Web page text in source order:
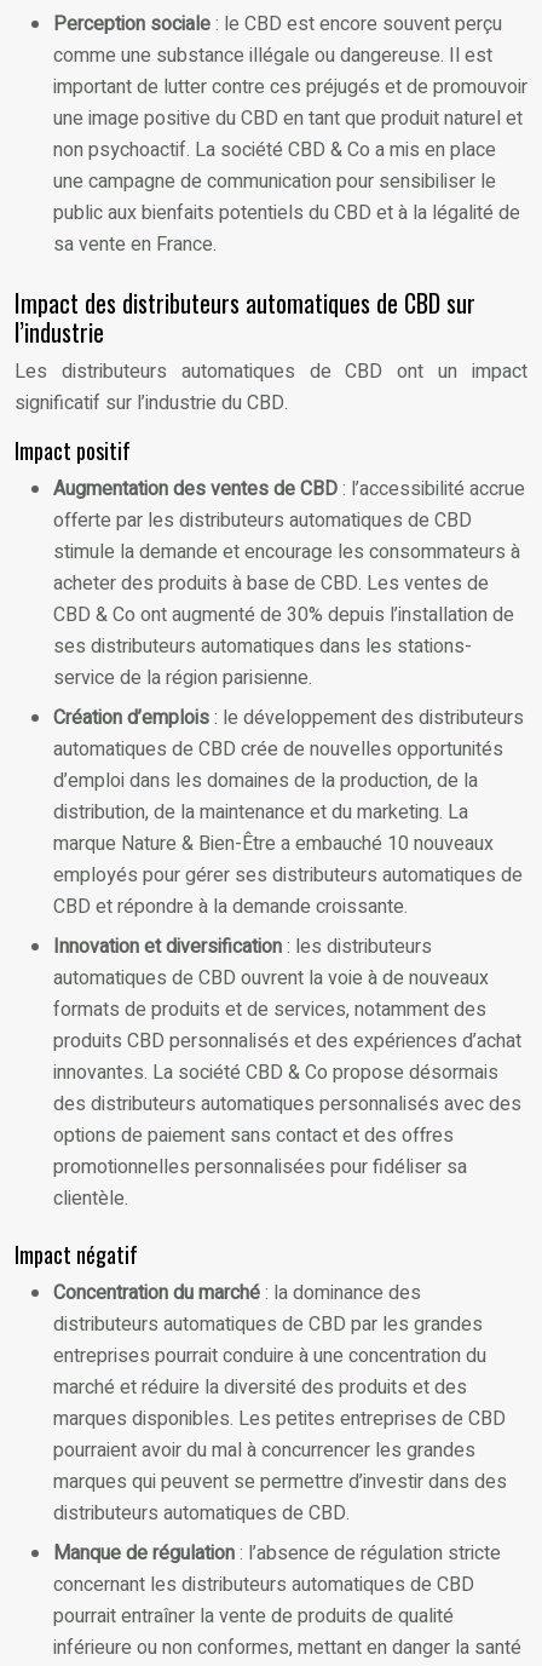
Perception sociale: le CBD est encore souvent perçu
comme une substance illégale ou dangereuse. Il est
important de lutter contre ces préjugés et de promouvoir
une image positive du CBD en tant que produit naturel et
non psychoactif. La société CBD & Co a mis en place
une campagne de communication pour sensibiliser le
public aux bienfaits potentiels du CBD et à la légalité de
sa vente en France.
Impact des distributeurs automatiques de CBD sur
l’industrie
Les distributeurs automatiques de CBD ont un impact
significatif sur l’industrie du CBD.
Impact positif
Augmentation des ventes de CBD: l’accessibilité accrue
offerte par les distributeurs automatiques de CBD
stimule la demande et encourage les consommateurs à
acheter des produits à base de CBD. Les ventes de
CBD & Co ont augmenté de 30% depuis l’installation de
ses distributeurs automatiques dans les stations-
service de la région parisienne.
Création d’emplois: le développement des distributeurs
automatiques de CBD crée de nouvelles opportunités
d’emploi dans les domaines de la production, de la
distribution, de la maintenance et du marketing. La
marque Nature & Bien-Être a embauché 10 nouveaux
employés pour gérer ses distributeurs automatiques de
CBD et répondre à la demande croissante.
Innovation et diversification: les distributeurs
automatiques de CBD ouvrent la voie à de nouveaux
formats de produits et de services, notamment des
produits CBD personnalisés et des expériences d’achat
innovantes. La société CBD & Co propose désormais
des distributeurs automatiques personnalisés avec des
options de paiement sans contact et des offres
promotionnelles personnalisées pour fidéliser sa
clientèle.
Impact négatif
Concentration du marché: la dominance des
distributeurs automatiques de CBD par les grandes
entreprises pourrait conduire à une concentration du
marché et réduire la diversité des produits et des
marques disponibles. Les petites entreprises de CBD
pourraient avoir du mal à concurrencer les grandes
marques qui peuvent se permettre d’investir dans des
distributeurs automatiques de CBD.
Manque de régulation: l’absence de régulation stricte
concernant les distributeurs automatiques de CBD
pourrait entraîner la vente de produits de qualité
inférieure ou non conformes, mettant en danger la santé